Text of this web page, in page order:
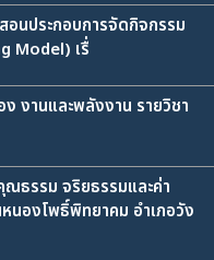
นประกอบการจัดกิจกรรม
Model) เรื่
งานและพลังงาน รายวิชา
ณธรรม จริยธรรมและค่า
นองโพธิ์พิทยาคม อำเภอวัง